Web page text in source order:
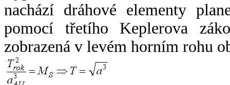
nachází dráhové elementy
pomocí třetího Keplerova
zobrazená v levém horním rohu